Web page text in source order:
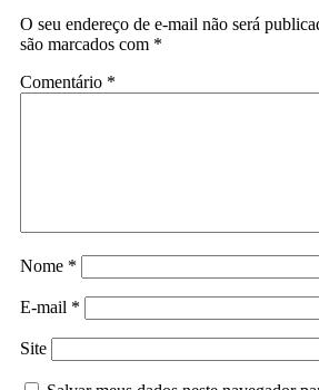
O seu endereço de e-mail não será
são marcados com *
Comentário *
Nome *
E-mail *
Site